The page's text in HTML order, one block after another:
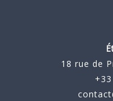
18 rue de